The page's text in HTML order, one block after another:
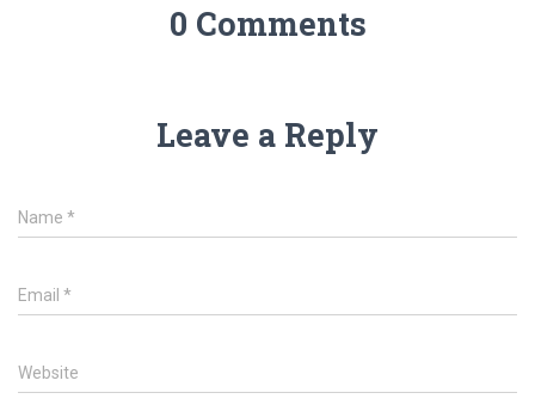
0 Comments
Leave a Reply
Name *
Email *
Website